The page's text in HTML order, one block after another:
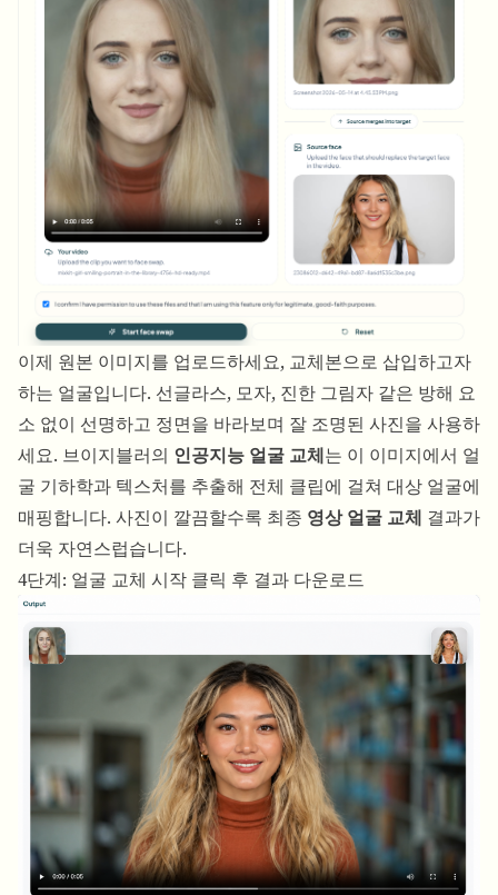
이제 원본 이미지를 업로드하세요, 교체본으로 삽입하고자
하는 얼굴입니다. 선글라스, 모자, 진한 그림자 같은 방해 요
소 없이 선명하고 정면을 바라보며 잘 조명된 사진을 사용하
세요. 브이지블러의 인공지능 얼굴 교체는 이 이미지에서 얼
굴 기하학과 텍스처를 추출해 전체 클립에 걸쳐 대상 얼굴에
매핑합니다. 사진이 깔끔할수록 최종 영상 얼굴 교체 결과가
더욱 자연스럽습니다.
4단계: 얼굴 교체 시작 클릭 후 결과 다운로드